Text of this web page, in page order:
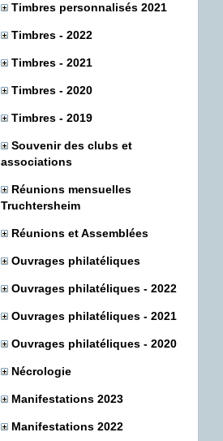
Timbres personnalisés 2021
Timbres - 2022
Timbres - 2021
Timbres - 2020
Timbres - 2019
Souvenir des clubs et
associations
Réunions mensuelles
Truchtersheim
Réunions et Assemblées
Ouvrages philatéliques
Ouvrages philatéliques - 2022
Ouvrages philatéliques - 2021
Ouvrages philatéliques - 2020
Nécrologie
Manifestations 2023
Manifestations 2022